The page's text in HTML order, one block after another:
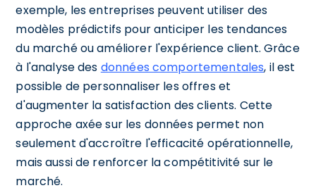
exemple, les entreprises peuvent utiliser des
modèles prédictifs pour anticiper les tendances
du marché ou améliorer l'expérience client. Grâce
à l'analyse des données comportementales, il est
possible de personnaliser les offres et
d'augmenter la satisfaction des clients. Cette
approche axée sur les données permet non
seulement d'accroître l'efficacité opérationnelle,
mais aussi de renforcer la compétitivité sur le
marché.